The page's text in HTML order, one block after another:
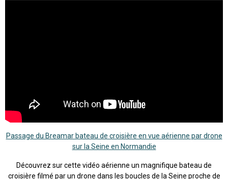
Passage du Breamar bateau de croisière en vue aérienne par drone
sur la Seine en Normandie
Découvrez sur cette vidéo aérienne un magnifique bateau de
croisière filmé par un drone dans les boucles de la Seine proche de